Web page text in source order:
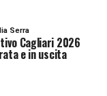
Serra
Cagliari 2026
e in uscita